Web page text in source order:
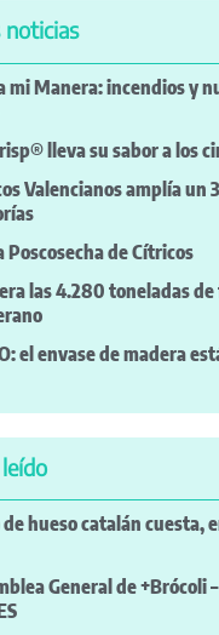
mi Manera: incendios y
lleva su sabor a los
Valencianos amplía un
Poscosecha de Cítricos
las 4.280 toneladas
el envase de madera
de hueso catalán cuesta,
General de +Brócoli